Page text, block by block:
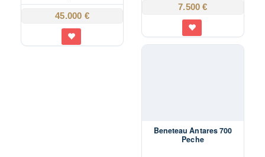
45.000 €
7.500 €
Beneteau Antares 700
Peche